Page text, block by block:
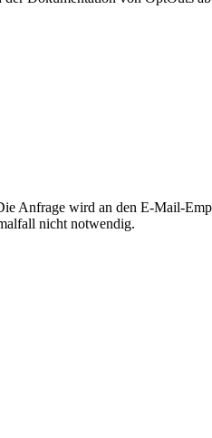
Anfrage wird an den E-Mail-
nicht notwendig.